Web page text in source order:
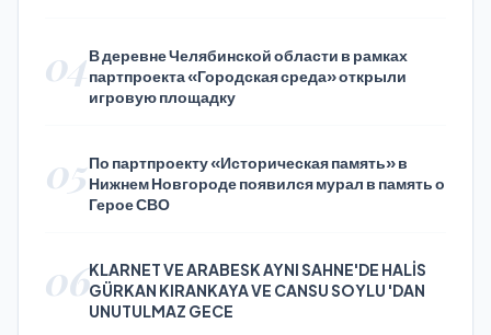
04В деревне Челябинской области в рамках
партпроекта «Городская среда» открыли
игровую площадку
05По партпроекту «Историческая память» в
Нижнем Новгороде появился мурал в память о
Герое СВО
06KLARNET VE ARABESK AYNI SAHNE'DE HALİS
GÜRKAN KIRANKAYA VE CANSU SOYLU 'DAN
UNUTULMAZ GECE